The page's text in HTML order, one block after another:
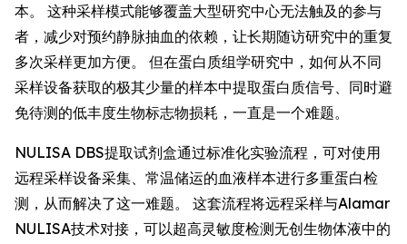
本。 这种采样模式能够覆盖大型研究中心无法触及的参与
者，减少对预约静脉抽血的依赖，让长期随访研究中的重复
多次采样更加方便。 但在蛋白质组学研究中，如何从不同
采样设备获取的极其少量的样本中提取蛋白质信号、同时避
免待测的低丰度生物标志物损耗，一直是一个难题。
NULISA DBS提取试剂盒通过标准化实验流程，可对使用
远程采样设备采集、常温储运的血液样本进行多重蛋白检
测，从而解决了这一难题。 这套流程将远程采样与Alamar
NULISA技术对接，可以超高灵敏度检测无创生物体液中的